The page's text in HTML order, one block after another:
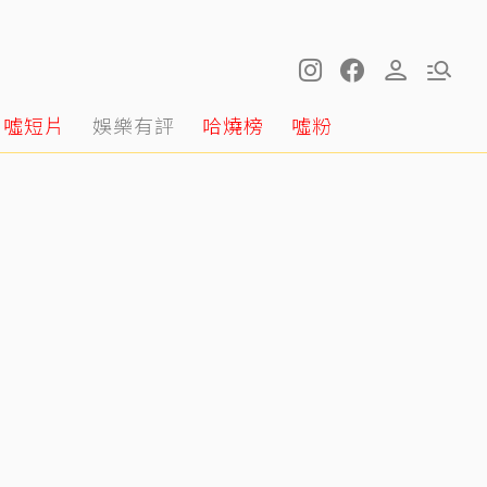
噓短片 娛樂有評 哈燒榜 噓粉